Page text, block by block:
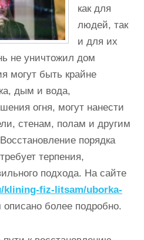
как для
людей, так
и для их
не уничтожил дом
могут быть крайне
дым и вода,
огня, могут нанести
стенам, полам и другим
порядка
терпения,
подхода. На сайте
klining-fiz-litsam/uborka-
описано более подробно.